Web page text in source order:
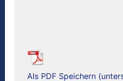
Als PDF Speichern